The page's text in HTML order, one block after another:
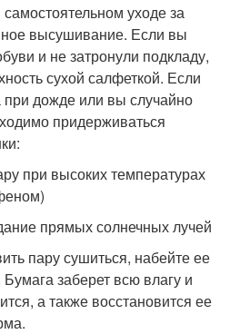
уходе за
высушивание. Если вы
и не затронули подкладу,
сухой салфеткой. Если
дожде или вы случайно
придерживаться
при высоких температурах
прямых солнечных лучей
пару сушиться, набейте ее
заберет всю влагу и
а также восстановится ее